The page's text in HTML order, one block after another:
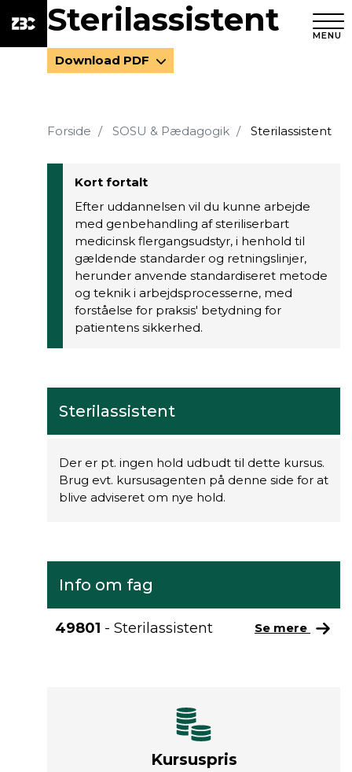
MENU
Sterilassistent
Download PDF
Forside SOSU & Pædagogik Sterilassistent
Kort fortalt
Efter uddannelsen vil du kunne arbejde
med genbehandling af steriliserbart
medicinsk flergangsudstyr, i henhold til
gældende standarder og retningslinjer,
herunder anvende standardiseret metode
og teknik i arbejdsprocesserne, med
forståelse for praksis' betydning for
patientens sikkerhed.
Sterilassistent
Der er pt. ingen hold udbudt til dette kursus.
Brug evt. kursusagenten på denne side for at
blive adviseret om nye hold.
Info om fag
49801 - Sterilassistent Se mere
Kursuspris